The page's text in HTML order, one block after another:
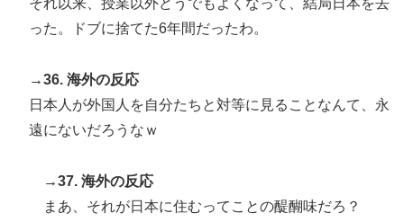
それ以来、授業以外どうでもよくなって、結局日本を去
った。ドブに捨てた6年間だったわ。
→36. 海外の反応
日本人が外国人を自分たちと対等に見ることなんて、永
遠にないだろうなｗ
→37. 海外の反応
まあ、それが日本に住むってことの醍醐味だろ？